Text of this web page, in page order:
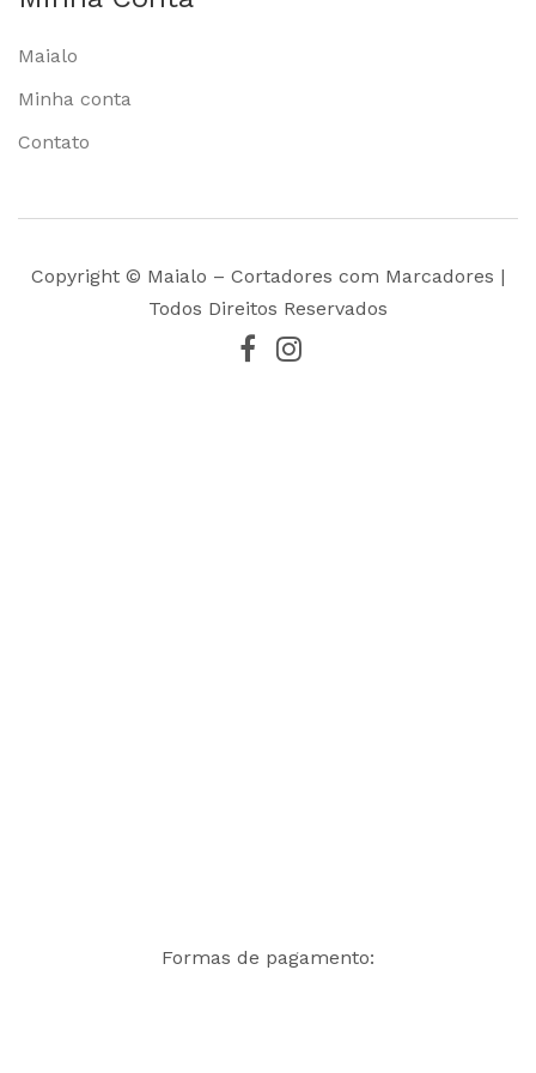
Maialo
Minha conta
Contato
Copyright © Maialo – Cortadores com Marcadores |
Todos Direitos Reservados
Formas de pagamento: